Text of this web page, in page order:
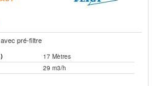
pré-filtre
17 Mètres
29 m3/h